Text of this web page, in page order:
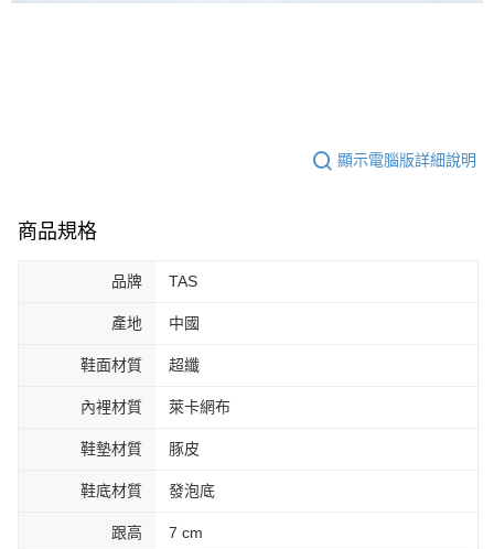
顯示電腦版詳細說明
商品規格
品牌 TAS
產地 中國
鞋面材質 超纖
內裡材質 萊卡網布
鞋墊材質 豚皮
鞋底材質 發泡底
跟高 7 cm